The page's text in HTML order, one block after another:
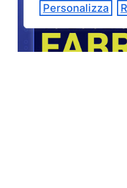
Personalizza